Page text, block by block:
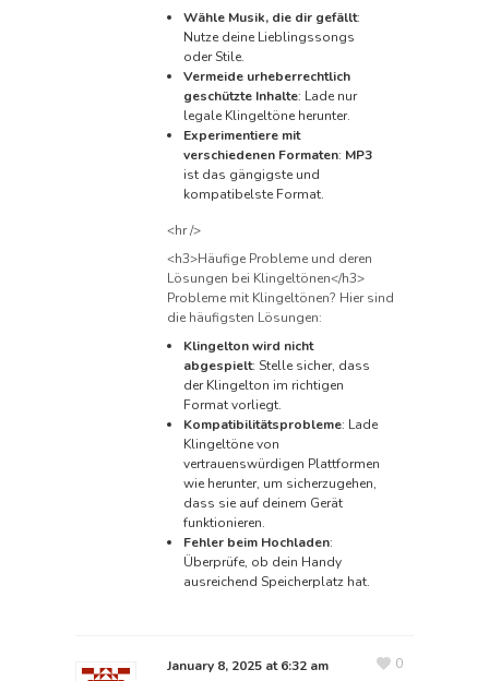
Wähle Musik, die dir gefällt:
Nutze deine Lieblingssongs
oder Stile.
Vermeide urheberrechtlich
geschützte Inhalte: Lade nur
legale Klingeltöne herunter.
Experimentiere mit
verschiedenen Formaten: MP3
ist das gängigste und
kompatibelste Format.
<hr />
<h3>Häufige Probleme und deren
Lösungen bei Klingeltönen</h3>
Probleme mit Klingeltönen? Hier sind
die häufigsten Lösungen:
Klingelton wird nicht
abgespielt: Stelle sicher, dass
der Klingelton im richtigen
Format vorliegt.
Kompatibilitätsprobleme: Lade
Klingeltöne von
vertrauenswürdigen Plattformen
wie herunter, um sicherzugehen,
dass sie auf deinem Gerät
funktionieren.
Fehler beim Hochladen:
Überprüfe, ob dein Handy
ausreichend Speicherplatz hat.
January 8, 2025 at 6:32 am
0